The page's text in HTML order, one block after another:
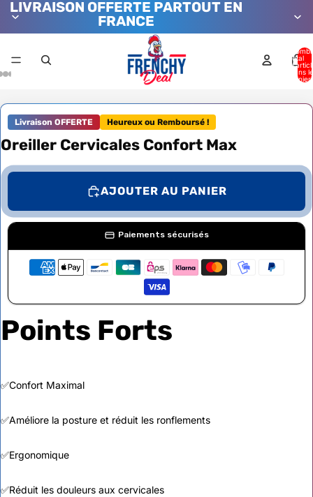
LIVRAISON OFFERTE PARTOUT EN
FRANCE
total
dans le
Livraison OFFERTE Heureux ou Remboursé !
Oreiller Cervicales Confort Max
AJOUTER AU PANIER
Paiements sécurisés
Points Forts
✅Confort Maximal
✅Améliore la posture et réduit les ronflements
✅Ergonomique
✅Réduit les douleurs aux cervicales